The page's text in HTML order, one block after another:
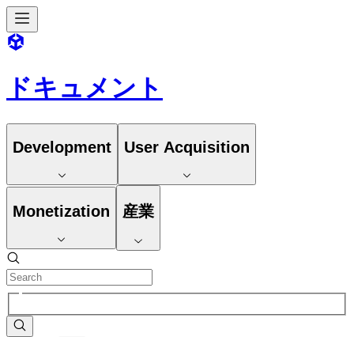
ドキュメント
Development User Acquisition
Monetization 産業